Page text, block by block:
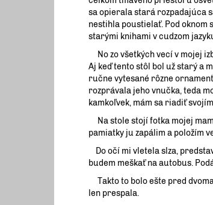
sa opierala stará rozpadajúca
nestihla poustielať. Pod oknom
starými knihami v cudzom
No zo všetkých vecí v mojej
Aj keď tento stôl bol už starý a
ručne vytesané rôzne
rozprávala jeho vnučka, teda
kamkoľvek, mám sa riadiť
Na stole stojí fotka mojej
pamiatky ju zapálim a položím
Do očí mi vletela slza,
budem meškať na autobus.
Takto to bolo ešte pred
len prespala.